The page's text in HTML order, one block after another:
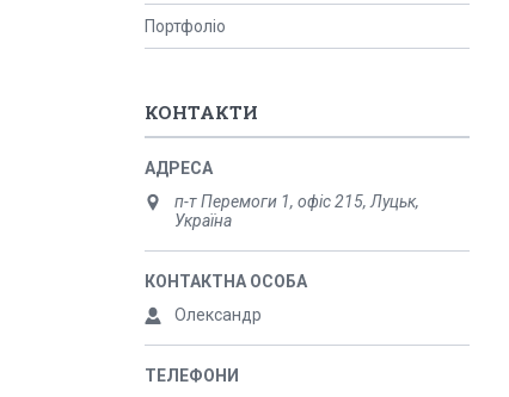
Портфоліо
КОНТАКТИ
п-т Перемоги 1, офіс 215, Луцьк,
Україна
Олександр